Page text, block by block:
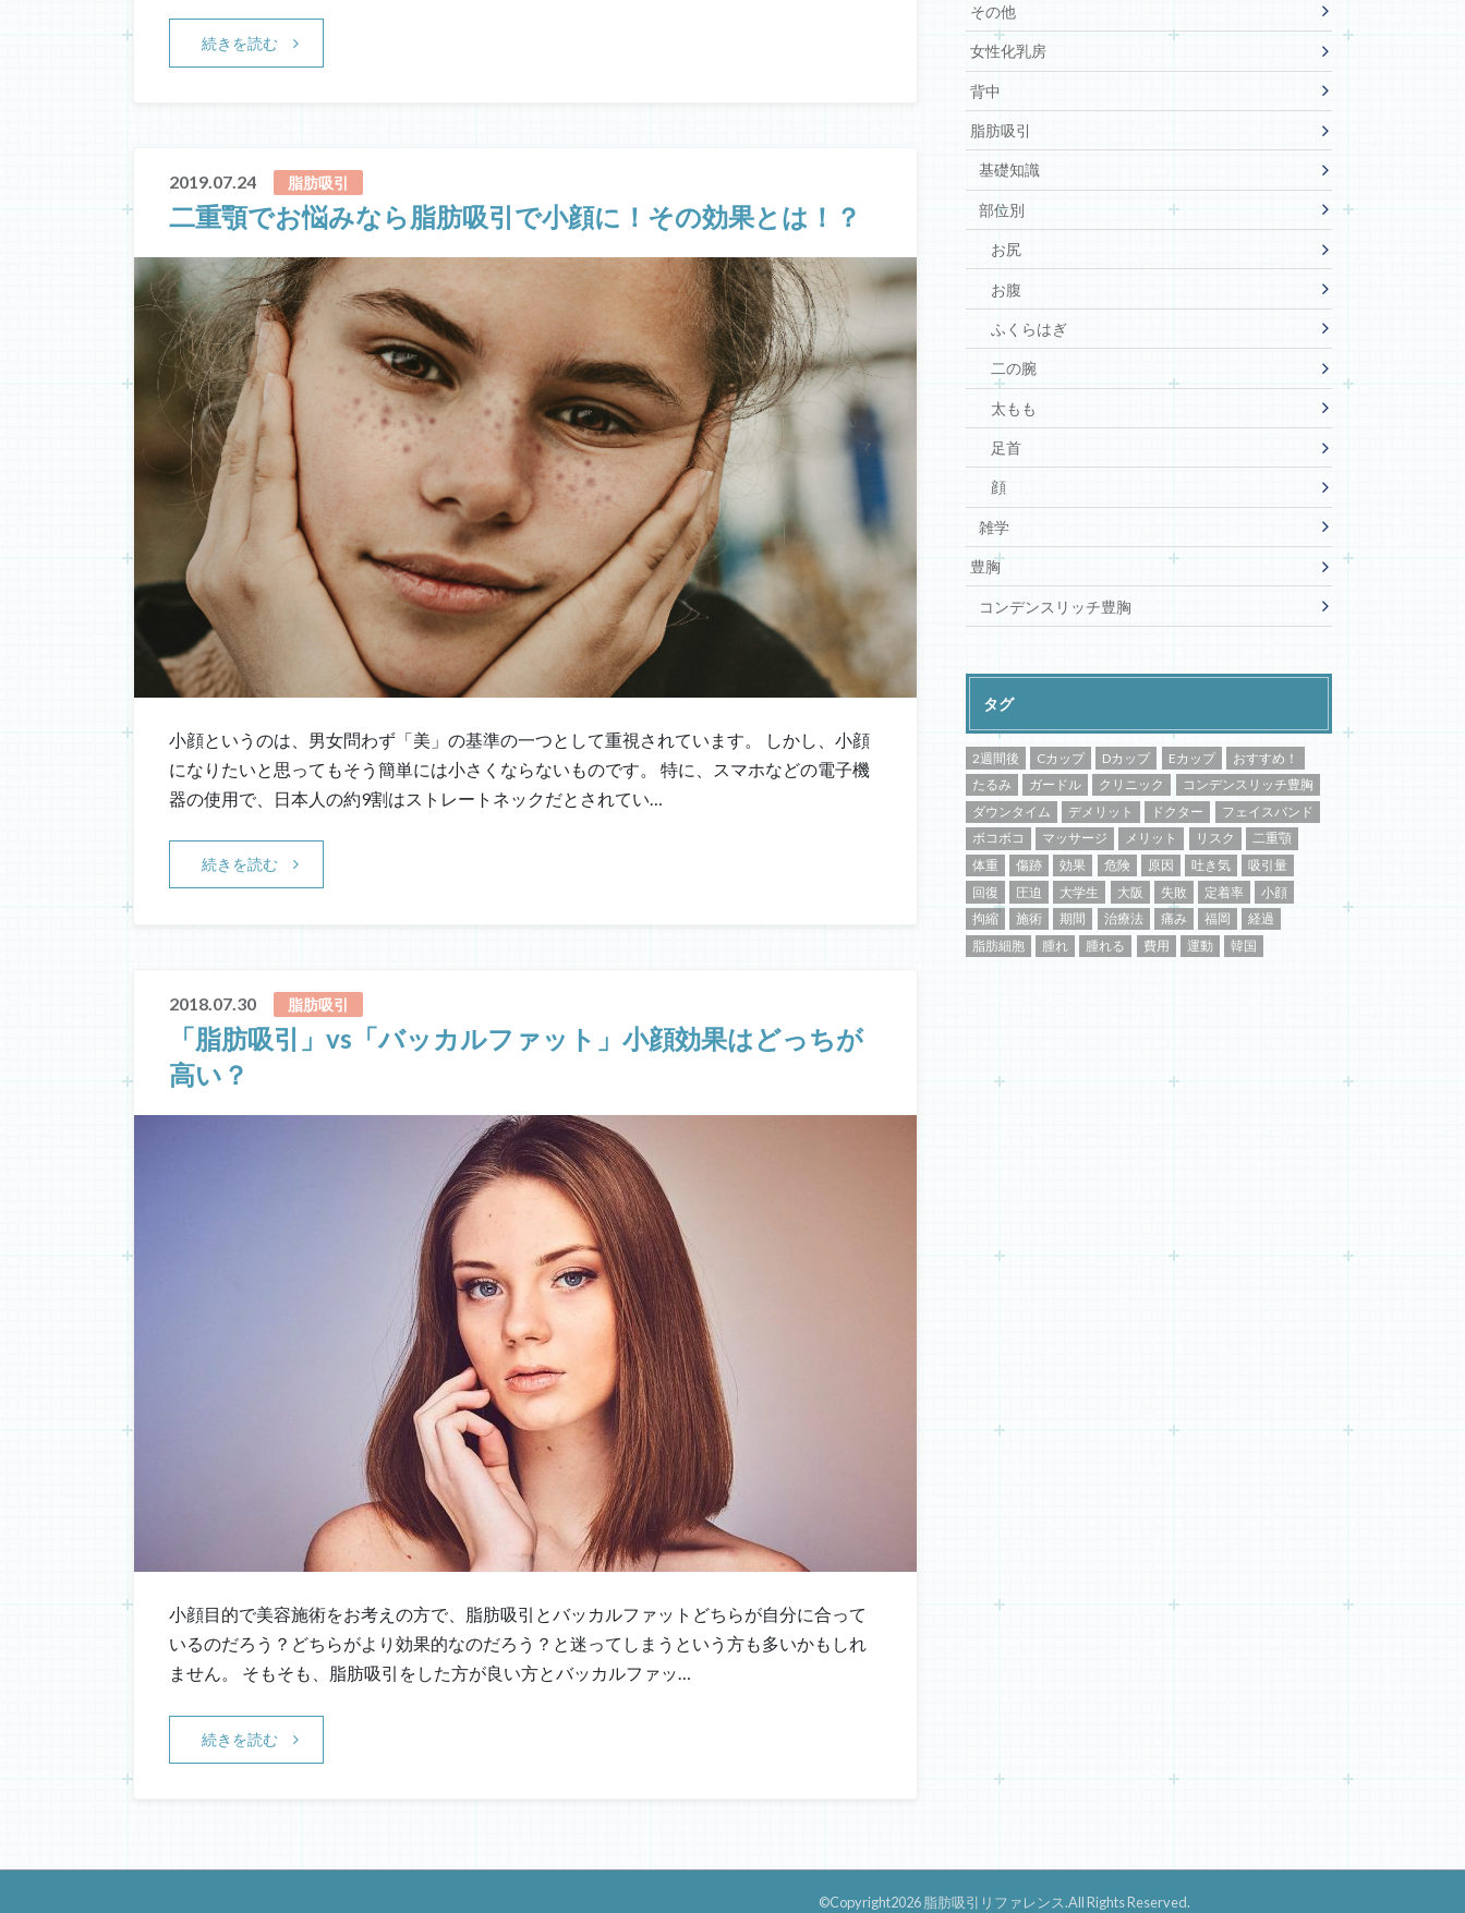
続きを読む
2019.07.24 脂肪吸引
二重顎でお悩みなら脂肪吸引で小顔に！その効果とは！？
小顔というのは、男女問わず「美」の基準の一つとして重視されています。 しかし、小顔
になりたいと思ってもそう簡単には小さくならないものです。 特に、スマホなどの電子機
器の使用で、日本人の約9割はストレートネックだとされてい…
続きを読む
2018.07.30 脂肪吸引
「脂肪吸引」vs「バッカルファット」小顔効果はどっちが
高い？
小顔目的で美容施術をお考えの方で、脂肪吸引とバッカルファットどちらが自分に合って
いるのだろう？どちらがより効果的なのだろう？と迷ってしまうという方も多いかもしれ
ません。 そもそも、脂肪吸引をした方が良い方とバッカルファッ…
続きを読む
その他
女性化乳房
背中
脂肪吸引
基礎知識
部位別
お尻
お腹
ふくらはぎ
二の腕
太もも
足首
顔
雑学
豊胸
コンデンスリッチ豊胸
タグ
2週間後 Cカップ Dカップ Eカップ
おすすめ！
たるみ
ガードル クリニック
コンデンスリッチ豊胸
ダウンタイム
デメリット ドクター
フェイスバンド
ボコボコ
マッサージ メリット リスク
二重顎
体重
傷跡 効果 危険 原因 吐き気
吸引量
回復
圧迫 大学生 大阪 失敗 定着率
小顔
拘縮
施術 期間 治療法 痛み 福岡
経過
脂肪細胞
腫れ 腫れる 費用 運動 韓国
©Copyright2026脂肪吸引リファレンス.All Rights Reserved.